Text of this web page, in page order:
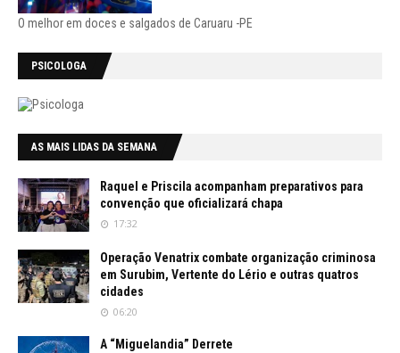
O melhor em doces e salgados de Caruaru -PE
PSICOLOGA
AS MAIS LIDAS DA SEMANA
Raquel e Priscila acompanham preparativos para
convenção que oficializará chapa
17:32
Operação Venatrix combate organização criminosa
em Surubim, Vertente do Lério e outras quatros
cidades
06:20
A “Miguelandia” Derrete